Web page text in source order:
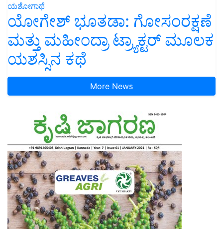
ಯಶೋಗಾಥೆ
ಯೋಗೇಶ್ ಭೂತಡಾ: ಗೋಸಂರಕ್ಷಣೆ
ಮತ್ತು ಮಹೀಂದ್ರಾ ಟ್ರ್ಯಾಕ್ಟರ್ ಮೂಲಕ
ಯಶಸ್ಸಿನ ಕಥೆ
More News